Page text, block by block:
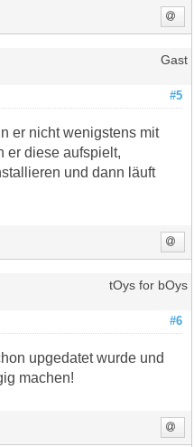
Gast
#5
er nicht wenigstens mit
er diese aufspielt,
und dann läuft
tOys for bOys
#6
upgedatet wurde und
machen!